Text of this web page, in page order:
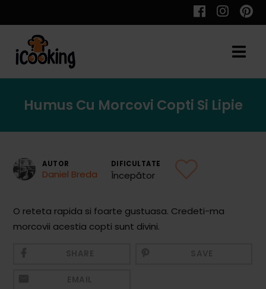
Retete
Toate Reţetele
Aperitive
Aperitive Calde
Humus Cu Morcovi Copti Si Lipie
AUTOR
Daniel Breda
DIFICULTATE
Începător
O reteta rapida si foarte gustuasa. Credeti-ma
morcovii acestia copti sunt divini.